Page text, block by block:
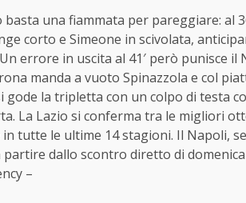
una fiammata per pareggiare: al
corto e Simeone in scivolata,
errore in uscita al 41′ però punisce
manda a vuoto Spinazzola e col
gode la tripletta con un colpo di testa
La Lazio si conferma tra le migliori
tutte le ultime 14 stagioni. Il Napoli,
partire dallo scontro diretto di
–